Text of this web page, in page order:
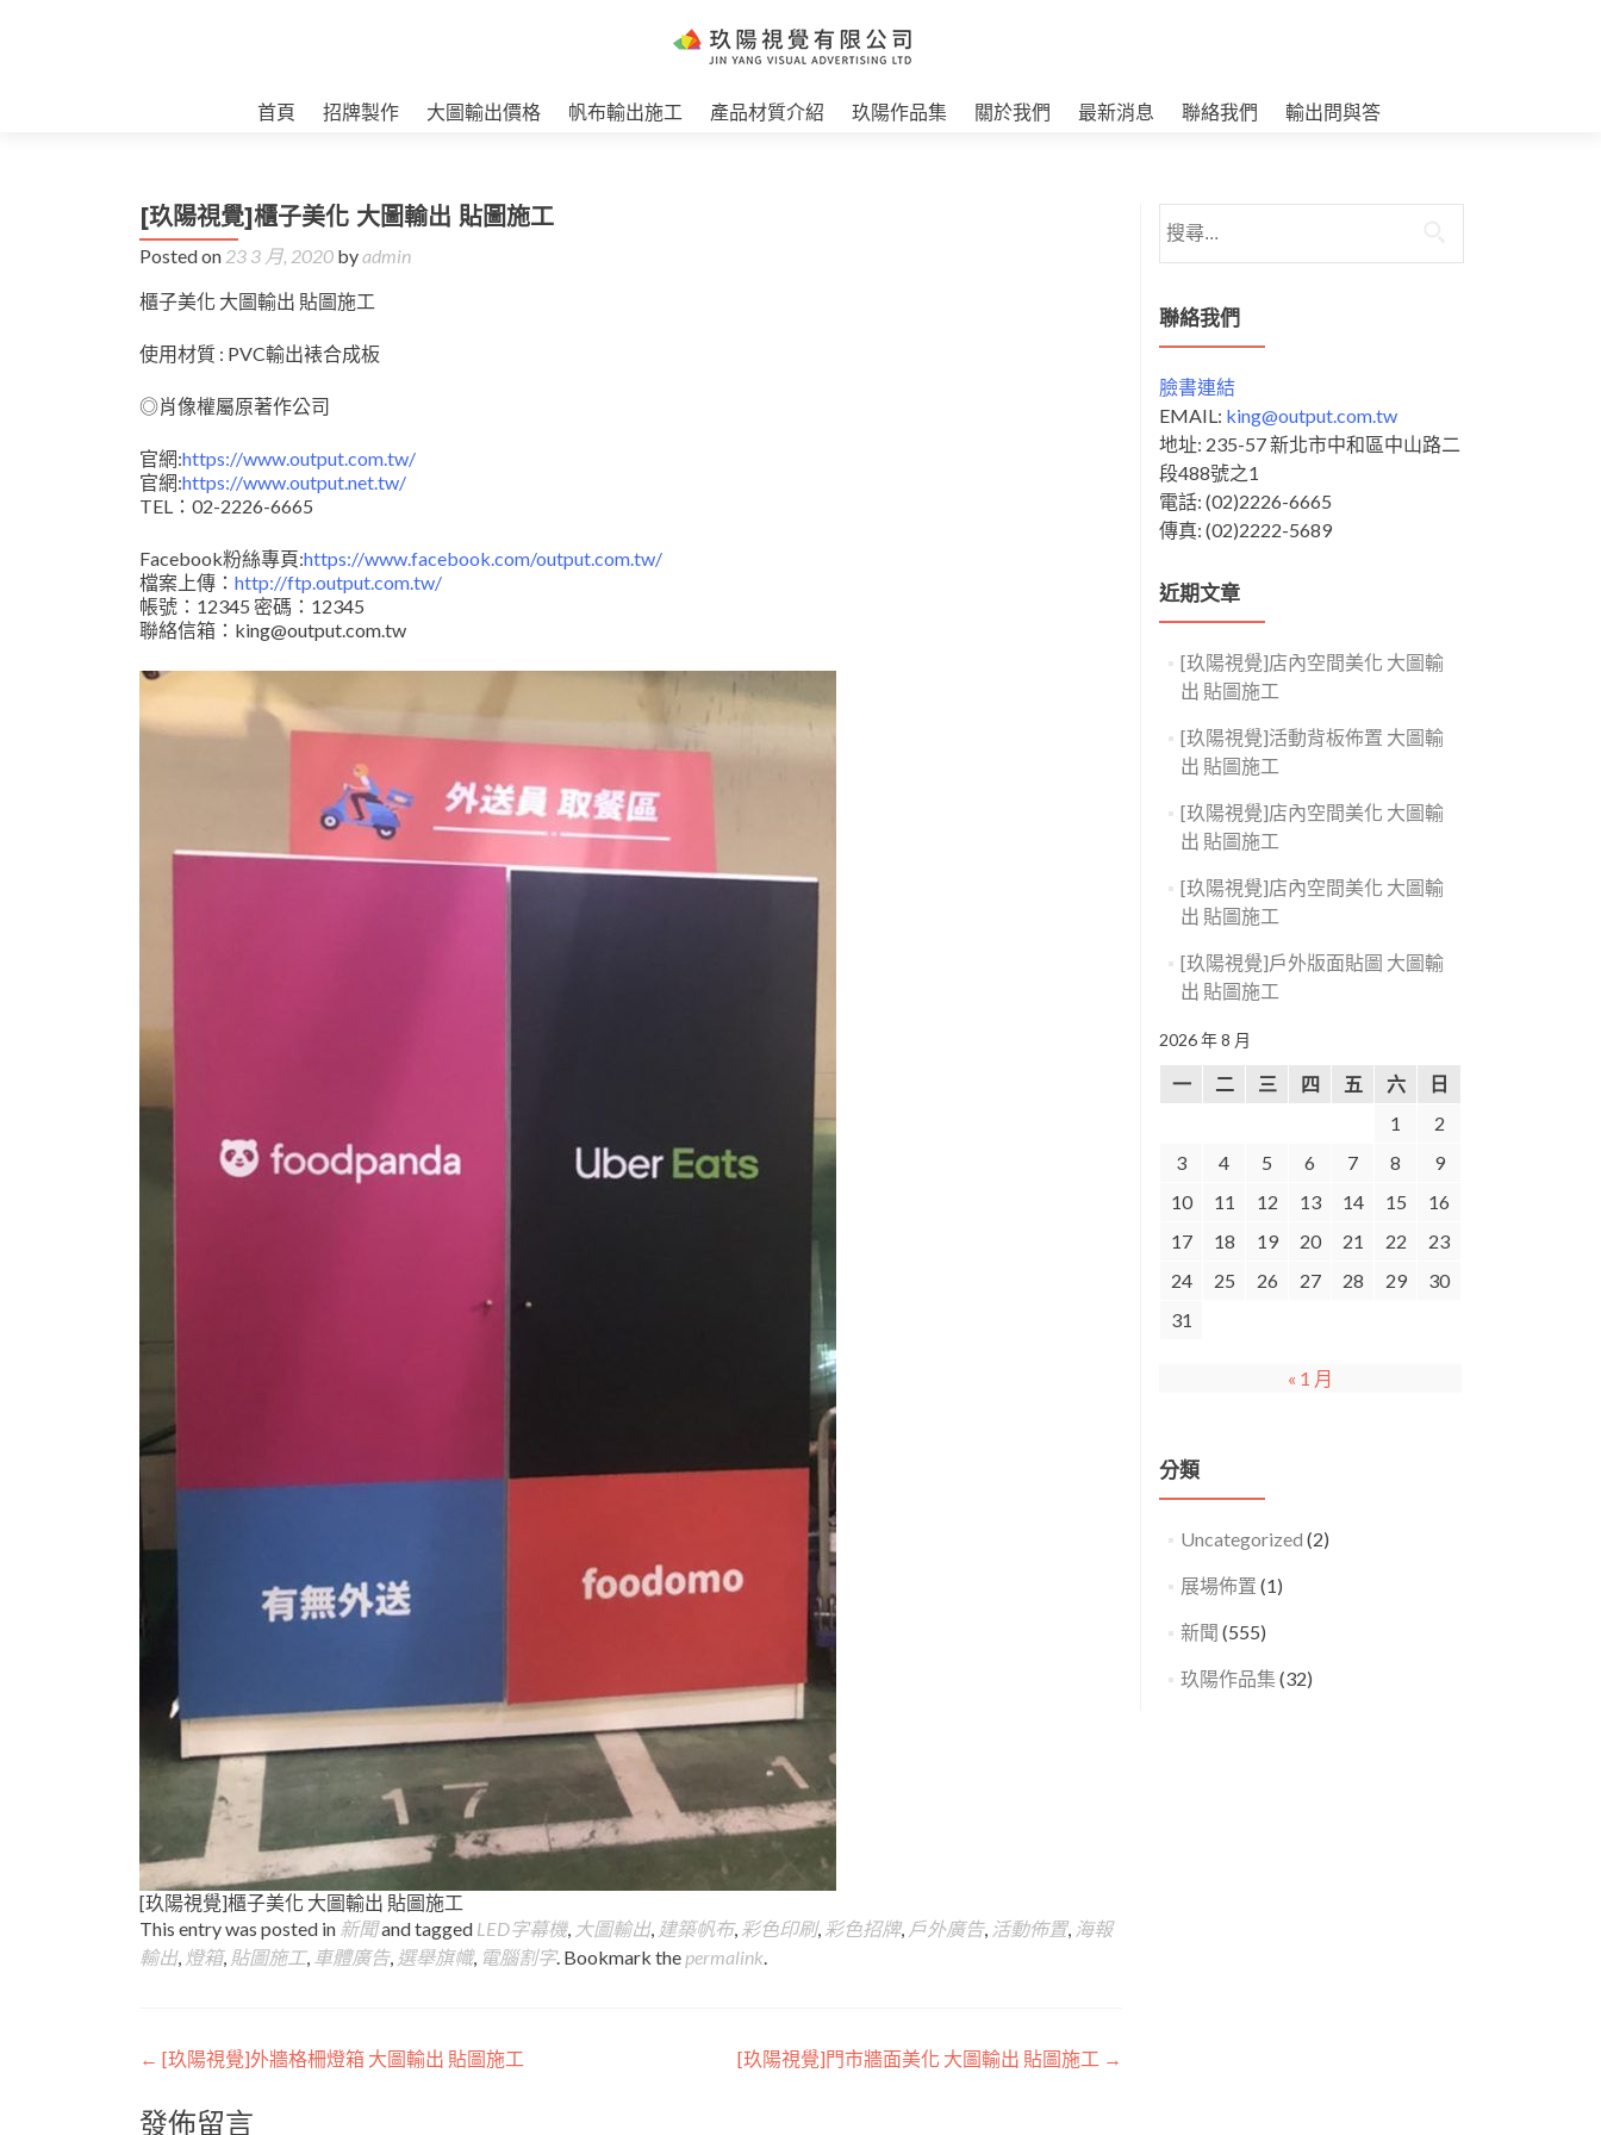
首頁 招牌製作 大圖輸出價格 帆布輸出施工 產品材質介紹 玖陽作品集 關於我們 最新消息 聯絡我們 輸出問與答
[玖陽視覺]櫃子美化 大圖輸出 貼圖施工
Posted on 23 3 月, 2020 byadmin
櫃子美化 大圖輸出 貼圖施工
使用材質 : PVC輸出裱合成板
◎肖像權屬原著作公司
官網:https://www.output.com.tw/
官網:https://www.output.net.tw/
TEL：02-2226-6665
Facebook粉絲專頁:https://www.facebook.com/output.com.tw/
檔案上傳： http://ftp.output.com.tw/
帳號：12345 密碼：12345
聯絡信箱：king@output.com.tw
[玖陽視覺]櫃子美化 大圖輸出 貼圖施工
This entry was posted in 新聞and tagged LED字幕機, 大圖輸出, 建築帆布, 彩色印刷, 彩色招牌, 戶外廣告, 活動佈置, 海報
輸出, 燈箱, 貼圖施工, 車體廣告, 選舉旗幟, 電腦割字. Bookmark the permalink.
Post
navigation
← [玖陽視覺]外牆格柵燈箱 大圖輸出 貼圖施工 [玖陽視覺]門市牆面美化 大圖輸出 貼圖施工 →
發佈留言
尋
鍵
字:
聯絡我們
臉書連結
EMAIL: king@output.com.tw
地址: 235-57 新北市中和區中山路二
段488號之1
電話: (02)2226-6665
傳真: (02)2222-5689
近期文章
[玖陽視覺]店內空間美化 大圖輸
出 貼圖施工
[玖陽視覺]活動背板佈置 大圖輸
出 貼圖施工
[玖陽視覺]店內空間美化 大圖輸
出 貼圖施工
[玖陽視覺]店內空間美化 大圖輸
出 貼圖施工
[玖陽視覺]戶外版面貼圖 大圖輸
出 貼圖施工
2026 年 8 月
一 二 三 四 五 六
日
1
2
3
4 5 6 7 8
9
10
11 12 13 14 15
16
17
18 19 20 21 22
23
24
25 26 27 28 29
30
31
« 1 月
分類
Uncategorized (2)
展場佈置 (1)
新聞 (555)
玖陽作品集 (32)